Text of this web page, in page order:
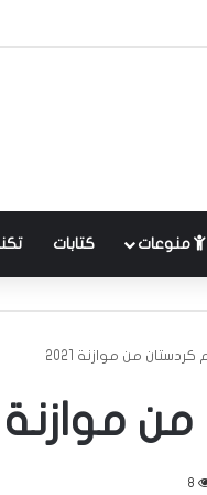
منوعات كتابات
من موازنة 2021
2021
8